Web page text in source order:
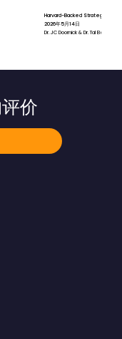
Harvard-Backed Strategies for
2026年5月14日
Dr. JC Doornick & Dr. Tal Ben-
价